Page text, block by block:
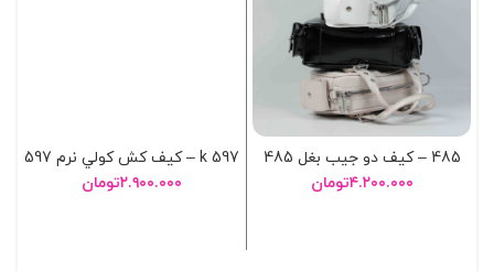
485 – کيف دو جيب بغل 485
۴.۲۰۰.۰۰۰تومان
597 k – کيف کش کولي نرم 597
۲.۹۰۰.۰۰۰تومان